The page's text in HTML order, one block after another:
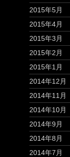
2015年5月
2015年4月
2015年3月
2015年2月
2015年1月
2014年12月
2014年11月
2014年10月
2014年9月
2014年8月
2014年7月